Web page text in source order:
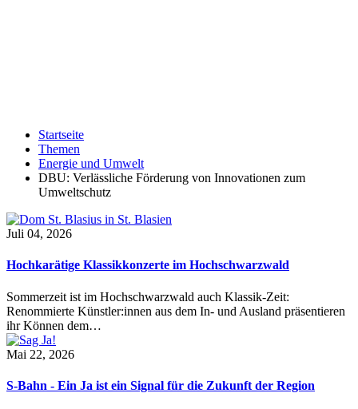
Startseite
Themen
Energie und Umwelt
DBU: Verlässliche Förderung von Innovationen zum
Umweltschutz
Juli 04, 2026
Hochkarätige Klassikkonzerte im Hochschwarzwald
Sommerzeit ist im Hochschwarzwald auch Klassik-Zeit:
Renommierte Künstler:innen aus dem In- und Ausland präsentieren
ihr Können dem…
Mai 22, 2026
S-Bahn - Ein Ja ist ein Signal für die Zukunft der Region